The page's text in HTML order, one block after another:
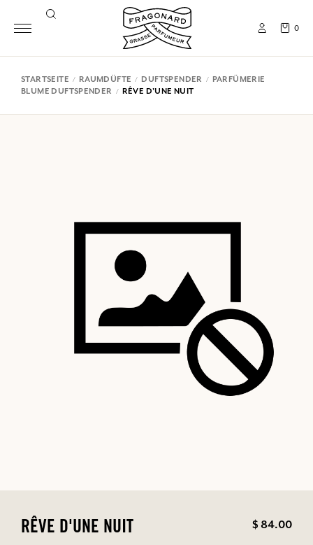
0
STARTSEITE RAUMDÜFTE DUFTSPENDER
PARFÜMERIE
BLUME DUFTSPENDER
RÊVE D'UNE NUIT
RÊVE D'UNE NUIT $ 84.00